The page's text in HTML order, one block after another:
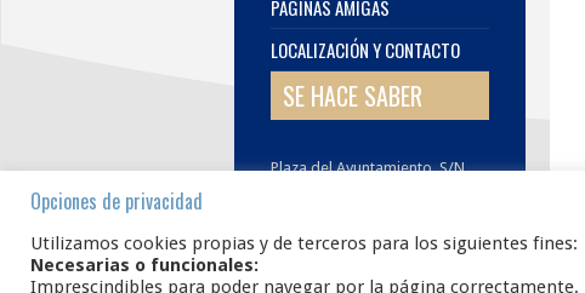
PÁGINAS AMIGAS
LOCALIZACIÓN Y CONTACTO
SE HACE SABER
Plaza del Ayuntamiento, S/N.
E.infoanavieja@gmail.com
www.añavieja.es
Opciones de privacidad
Utilizamos cookies propias y de terceros para los siguientes fines:
Necesarias o funcionales:
Imprescindibles para poder navegar por la página correctamente.